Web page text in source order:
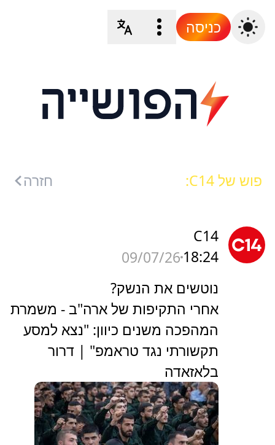
כניסה
פוש של C14: חזרה
C14
18:24
09/07/26
נוטשים את הנשק?
אחרי התקיפות של ארה"ב - משמרת
המהפכה משנים כיוון: "נצא למסע
תקשורתי נגד טראמפ" | דרור
בלאזאדה